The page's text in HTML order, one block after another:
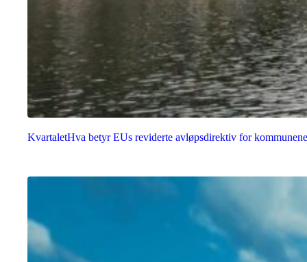
KvartaletHva betyr EUs reviderte avløpsdirektiv for